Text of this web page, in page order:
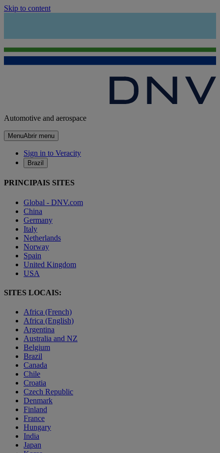
Skip to content
Automotive and aerospace
MenuAbrir menu
Sign in to Veracity
Brazil
PRINCIPAIS SITES
Global - DNV.com
China
Germany
Italy
Netherlands
Norway
Spain
United Kingdom
USA
SITES LOCAIS:
Africa (French)
Africa (English)
Argentina
Australia and NZ
Belgium
Brazil
Canada
Chile
Croatia
Czech Republic
Denmark
Finland
France
Hungary
India
Japan